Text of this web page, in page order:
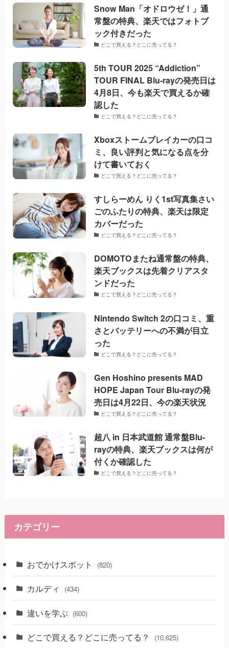
Snow Man「オドロウゼ！」通
常盤の特典、楽天ではフォトブ
ック付きだった
どこで買える？どこに売ってる？
5th TOUR 2025 “Addiction”
TOUR FINAL Blu-rayの発売日は
4月8日、今も楽天で買えるか確
認した
どこで買える？どこに売ってる？
Xboxストームブレイカーの口コ
ミ、良い評判と気になる点を分
けて書いておく
どこで買える？どこに売ってる？
すしらーめん りく1st写真集さい
ごのふたりの特典、楽天は限定
カバーだった
どこで買える？どこに売ってる？
DOMOTOまたね通常盤の特典、
楽天ブックスは先着クリアスタ
ンドだった
どこで買える？どこに売ってる？
Nintendo Switch 2の口コミ、重
さとバッテリーへの不満が目立
った
どこで買える？どこに売ってる？
Gen Hoshino presents MAD
HOPE Japan Tour Blu-rayの発
売日は4月22日、今の楽天状況
どこで買える？どこに売ってる？
超八 in 日本武道館 通常盤Blu-
rayの特典、楽天ブックスは何が
付くか確認した
どこで買える？どこに売ってる？
カテゴリー
おでかけスポット (820)
カルディ (434)
違いを学ぶ (600)
どこで買える？どこに売ってる？ (10,625)